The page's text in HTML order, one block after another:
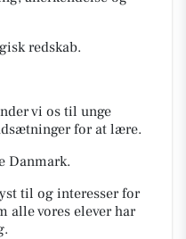
redskab.
vi os til unge
for at lære.
Danmark.
til og interesser for
alle vores elever har